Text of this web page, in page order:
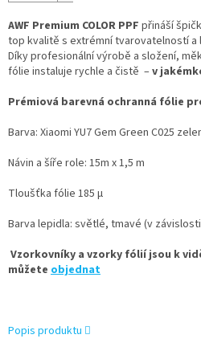
AWF Premium COLOR PPF přináší
top kvalitě s extrémní tvarovatelností a
Díky profesionální výrobě a složení,
fólie instaluje rychle a čistě –v
Prémiová barevná ochranná fólie
Barva: Xiaomi YU7 Gem Green C025
Návin a šíře role: 15m x 1,5 m
Tloušťka fólie 185 µ
Barva lepidla: světlé, tmavé (v
Vzorkovníky a vzorky fólií jsou k
můžete objednat
Popis produktu